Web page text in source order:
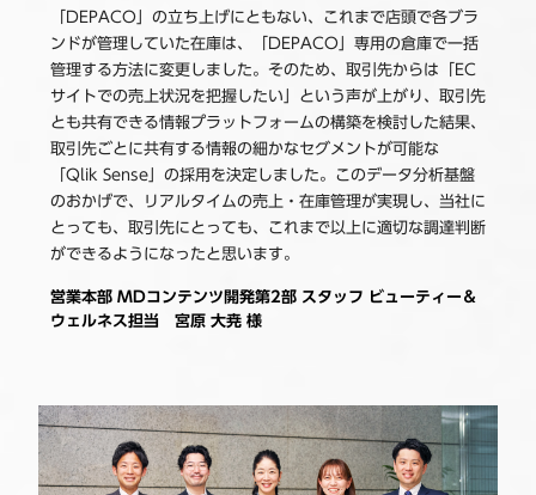
「DEPACO」の立ち上げにともない、これまで店頭で各ブラ
ンドが管理していた在庫は、「DEPACO」専用の倉庫で一括
管理する方法に変更しました。そのため、取引先からは「EC
サイトでの売上状況を把握したい」という声が上がり、取引先
とも共有できる情報プラットフォームの構築を検討した結果、
取引先ごとに共有する情報の細かなセグメントが可能な
「Qlik Sense」の採用を決定しました。このデータ分析基盤
のおかげで、リアルタイムの売上・在庫管理が実現し、当社に
とっても、取引先にとっても、これまで以上に適切な調達判断
ができるようになったと思います。
営業本部 MDコンテンツ開発第2部 スタッフ ビューティー＆
ウェルネス担当 宮原 大尭 様